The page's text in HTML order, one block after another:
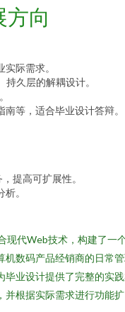
方向
际需求。
持久层的解耦设计。
等，适合毕业设计答辩。
提高可扩展性。
。
现代Web技术，构建了一
机数码产品经销商的日常
毕业设计提供了完整的实
并根据实际需求进行功能扩